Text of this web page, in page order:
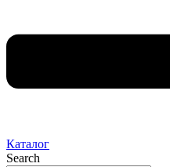
Каталог
Search